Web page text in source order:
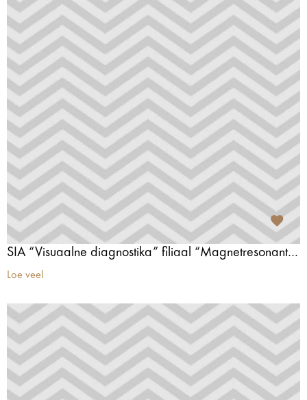
SIA “Visuaalne diagnostika” filiaal “Magnetresonantskeskus” Jurmalas
Loe veel